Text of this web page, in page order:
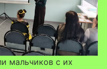
мальчиков с их